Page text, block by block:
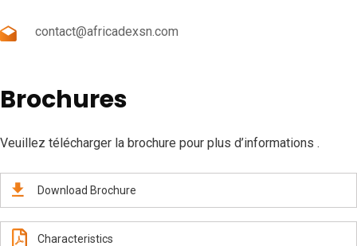
contact@africadexsn.com
Brochures
Veuillez télécharger la brochure pour plus d’informations .
Download Brochure
Characteristics